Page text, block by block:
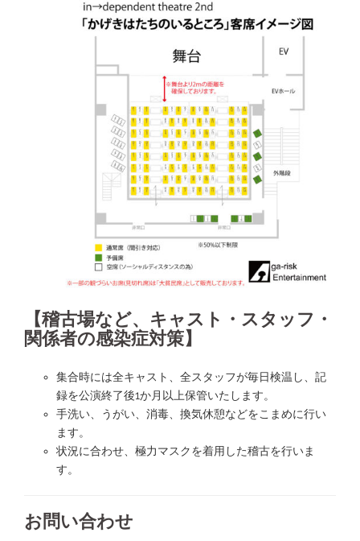
【稽古場など、キャスト・スタッフ・
関係者の感染症対策】
集合時には全キャスト、全スタッフが毎日検温し、記
録を公演終了後1か月以上保管いたします。
手洗い、うがい、消毒、換気休憩などをこまめに行い
ます。
状況に合わせ、極力マスクを着用した稽古を行いま
す。
お問い合わせ